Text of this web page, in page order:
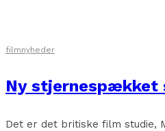
filmnyheder
Ny stjernespækket
Det er det britiske film studie,